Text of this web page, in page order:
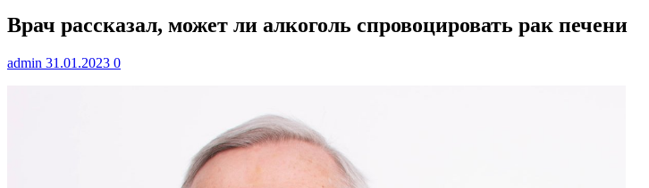
Врач рассказал, может ли алкоголь спровоцировать рак печени
admin 31.01.2023 0